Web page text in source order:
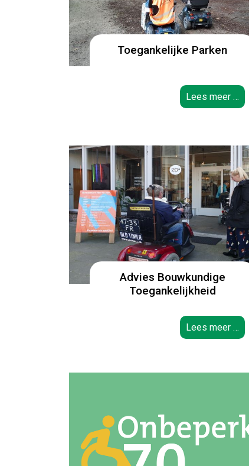
Toegankelijke Parken
Lees meer …
Advies Bouwkundige
Toegankelijkheid
Lees meer …